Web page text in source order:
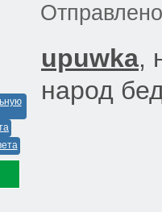
upuwka,
народ